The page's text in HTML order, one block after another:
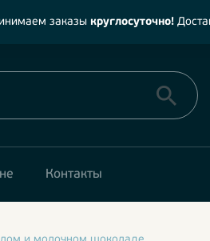
заказы круглосуточно!
Контакты